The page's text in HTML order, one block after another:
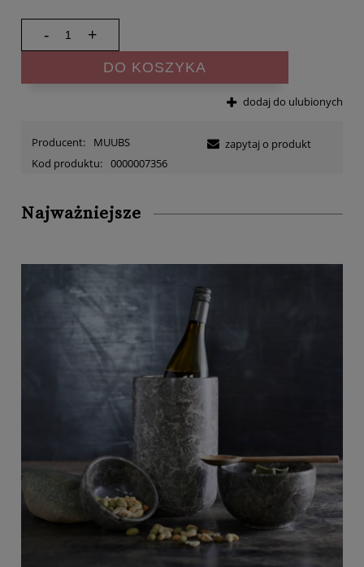
- +
DO KOSZYKA
dodaj do ulubionych
Producent:
MUUBS
Kod produktu: 0000007356
zapytaj o produkt
Najważniejsze